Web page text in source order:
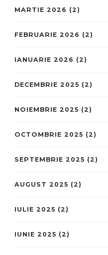
MARTIE 2026 (2)
FEBRUARIE 2026 (2)
IANUARIE 2026 (2)
DECEMBRIE 2025 (2)
NOIEMBRIE 2025 (2)
OCTOMBRIE 2025 (2)
SEPTEMBRIE 2025 (2)
AUGUST 2025 (2)
IULIE 2025 (2)
IUNIE 2025 (2)